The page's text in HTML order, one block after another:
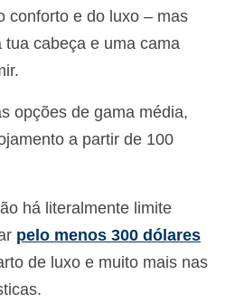
conforto e do luxo – mas
cabeça e uma cama
opções de gama média,
a partir de 100
há literalmente limite
pelo menos 300 dólares
de luxo e muito mais nas